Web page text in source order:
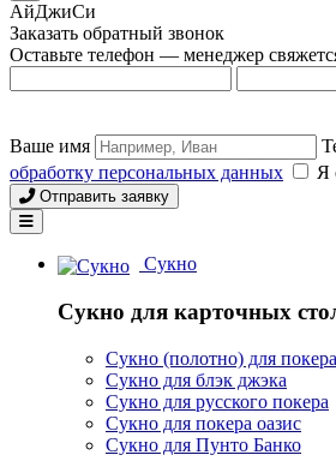
АйДжиСи
Заказать обратный звонок
Оставьте телефон — менеджер
Ваше имя
обработку персональных данных
Я
Отправить заявку
Сукно
Сукно для карточных
Сукно (полотно) для покера
Сукно для блэк джэка
Сукно для русского покера
Сукно для покера оазис
Сукно для Пунто Банко